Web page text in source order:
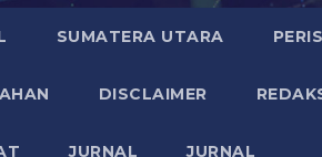
SUMATERA UTARA
DISCLAIMER
JURNAL JURNAL